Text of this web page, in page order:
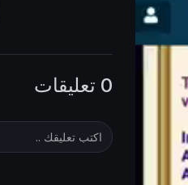
0 تعليقات